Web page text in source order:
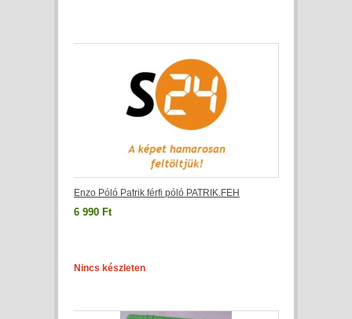
Enzo Póló Patrik férfi póló PATRIK.FEH
6 990 Ft
Nincs készleten